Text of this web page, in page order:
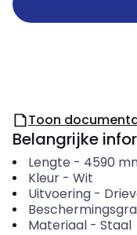
Toon
Belangrijke
Lengte - 4590
Kleur- Wit
Uitvoering-
Materiaal- Staal